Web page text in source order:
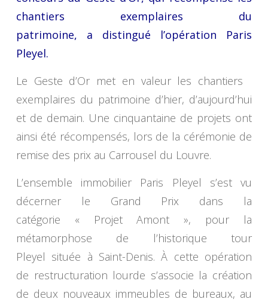
chantiers exemplaires du
patrimoine, a distingué l’opération Paris
Pleyel.
Le Geste d’Or met en valeur les chantiers
exemplaires du patrimoine d’hier, d’aujourd’hui
et de demain. Une cinquantaine de projets ont
ainsi été récompensés, lors de la cérémonie de
remise des prix au Carrousel du Louvre.
L’ensemble immobilier Paris Pleyel s’est vu
décerner le Grand Prix dans la
catégorie « Projet Amont », pour la
métamorphose de l’historique tour
Pleyel située à Saint-Denis. À cette opération
de restructuration lourde s’associe la création
de deux nouveaux immeubles de bureaux, au